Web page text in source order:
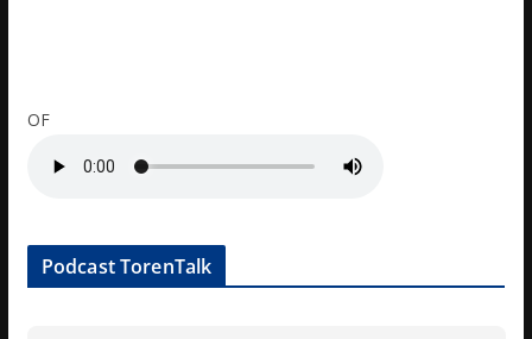
OF
Podcast TorenTalk